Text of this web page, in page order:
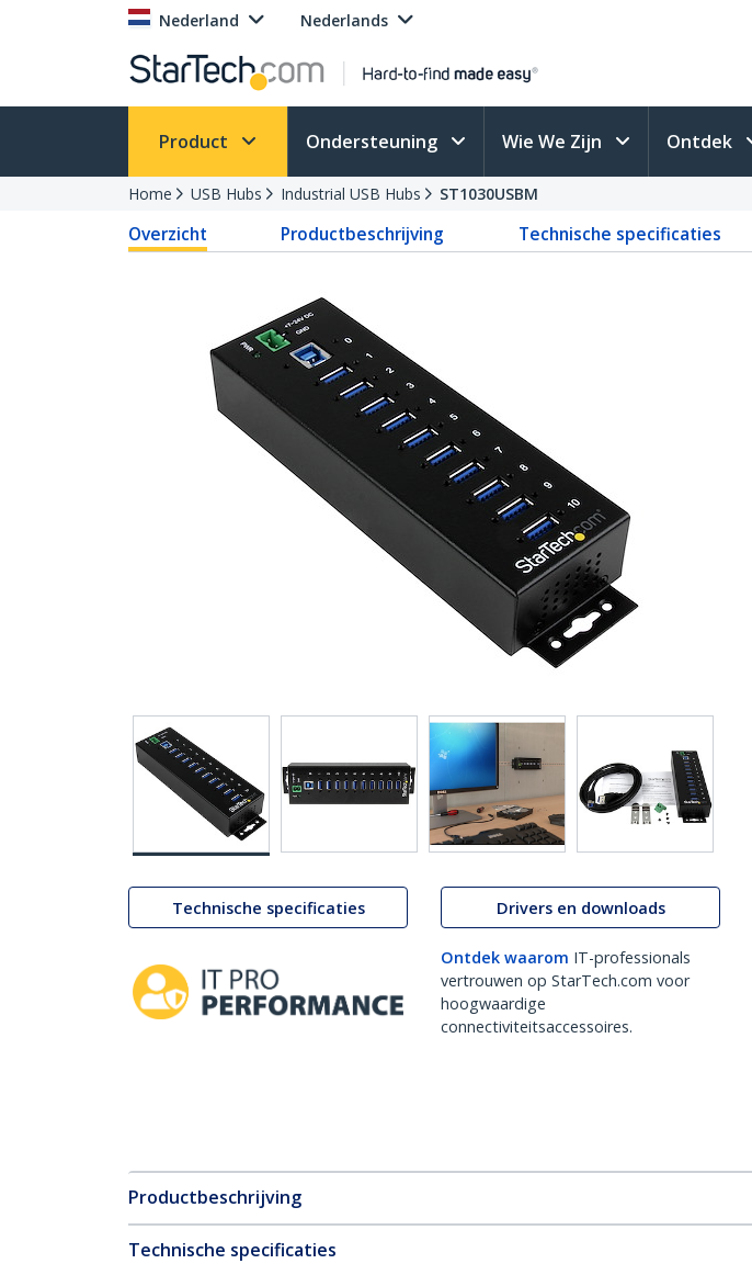
Nederland Nederlands
Product Ondersteuning Wie We Zijn Ontdek
Home USB Hubs Industrial USB Hubs ST1030USBM
Overzicht Productbeschrijving Technische specificaties
Technische specificaties Drivers en downloads
Ontdek waarom IT-professionals
vertrouwen op StarTech.com voor
hoogwaardige
connectiviteitsaccessoires.
Productbeschrijving
Technische specificaties